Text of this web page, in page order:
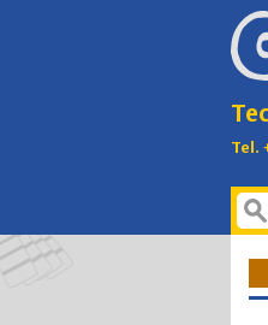
Tel.